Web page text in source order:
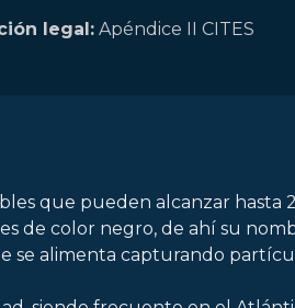
legal: Apéndice II CITES
que pueden alcanzar hasta
de color negro, de ahí su
se alimenta capturando